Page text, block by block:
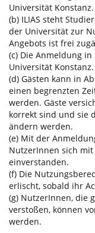
Universität Konstanz.
(b) ILIAS steht
der Universität zur
Angebots ist frei
(c) Die Anmeldung
Universität Konstanz.
(d) Gästen kann in
einen begrenzten
werden. Gäste
korrekt sind und sie
ändern werden.
(e) Mit der
NutzerInnen sich
einverstanden.
(f) Die
erlischt, sobald ihr
(g) NutzerInnen, die
verstoßen, können
werden.